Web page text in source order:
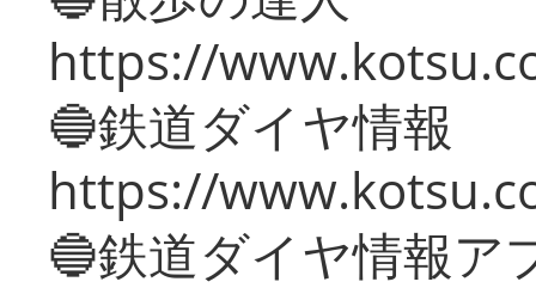
https://
🔵鉄道ダイヤ情報
https://
🔵鉄道ダイヤ情報ア